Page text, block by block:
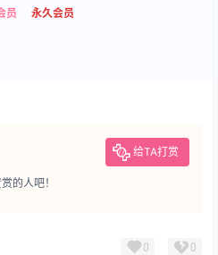
员 永久会员
给TA打赏
的人吧！
0 0